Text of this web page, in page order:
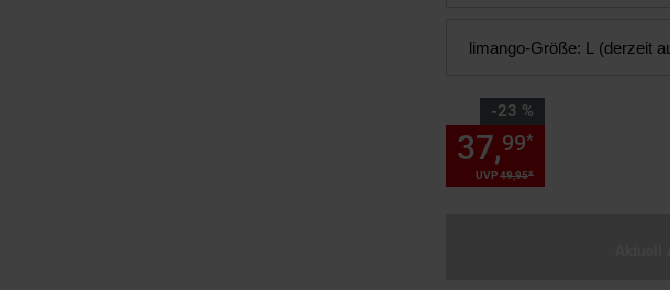
limango-Größe: L (derzeit
-23 %
Sie Sparen 23 Prozent,
UVP49,95*
37,99*